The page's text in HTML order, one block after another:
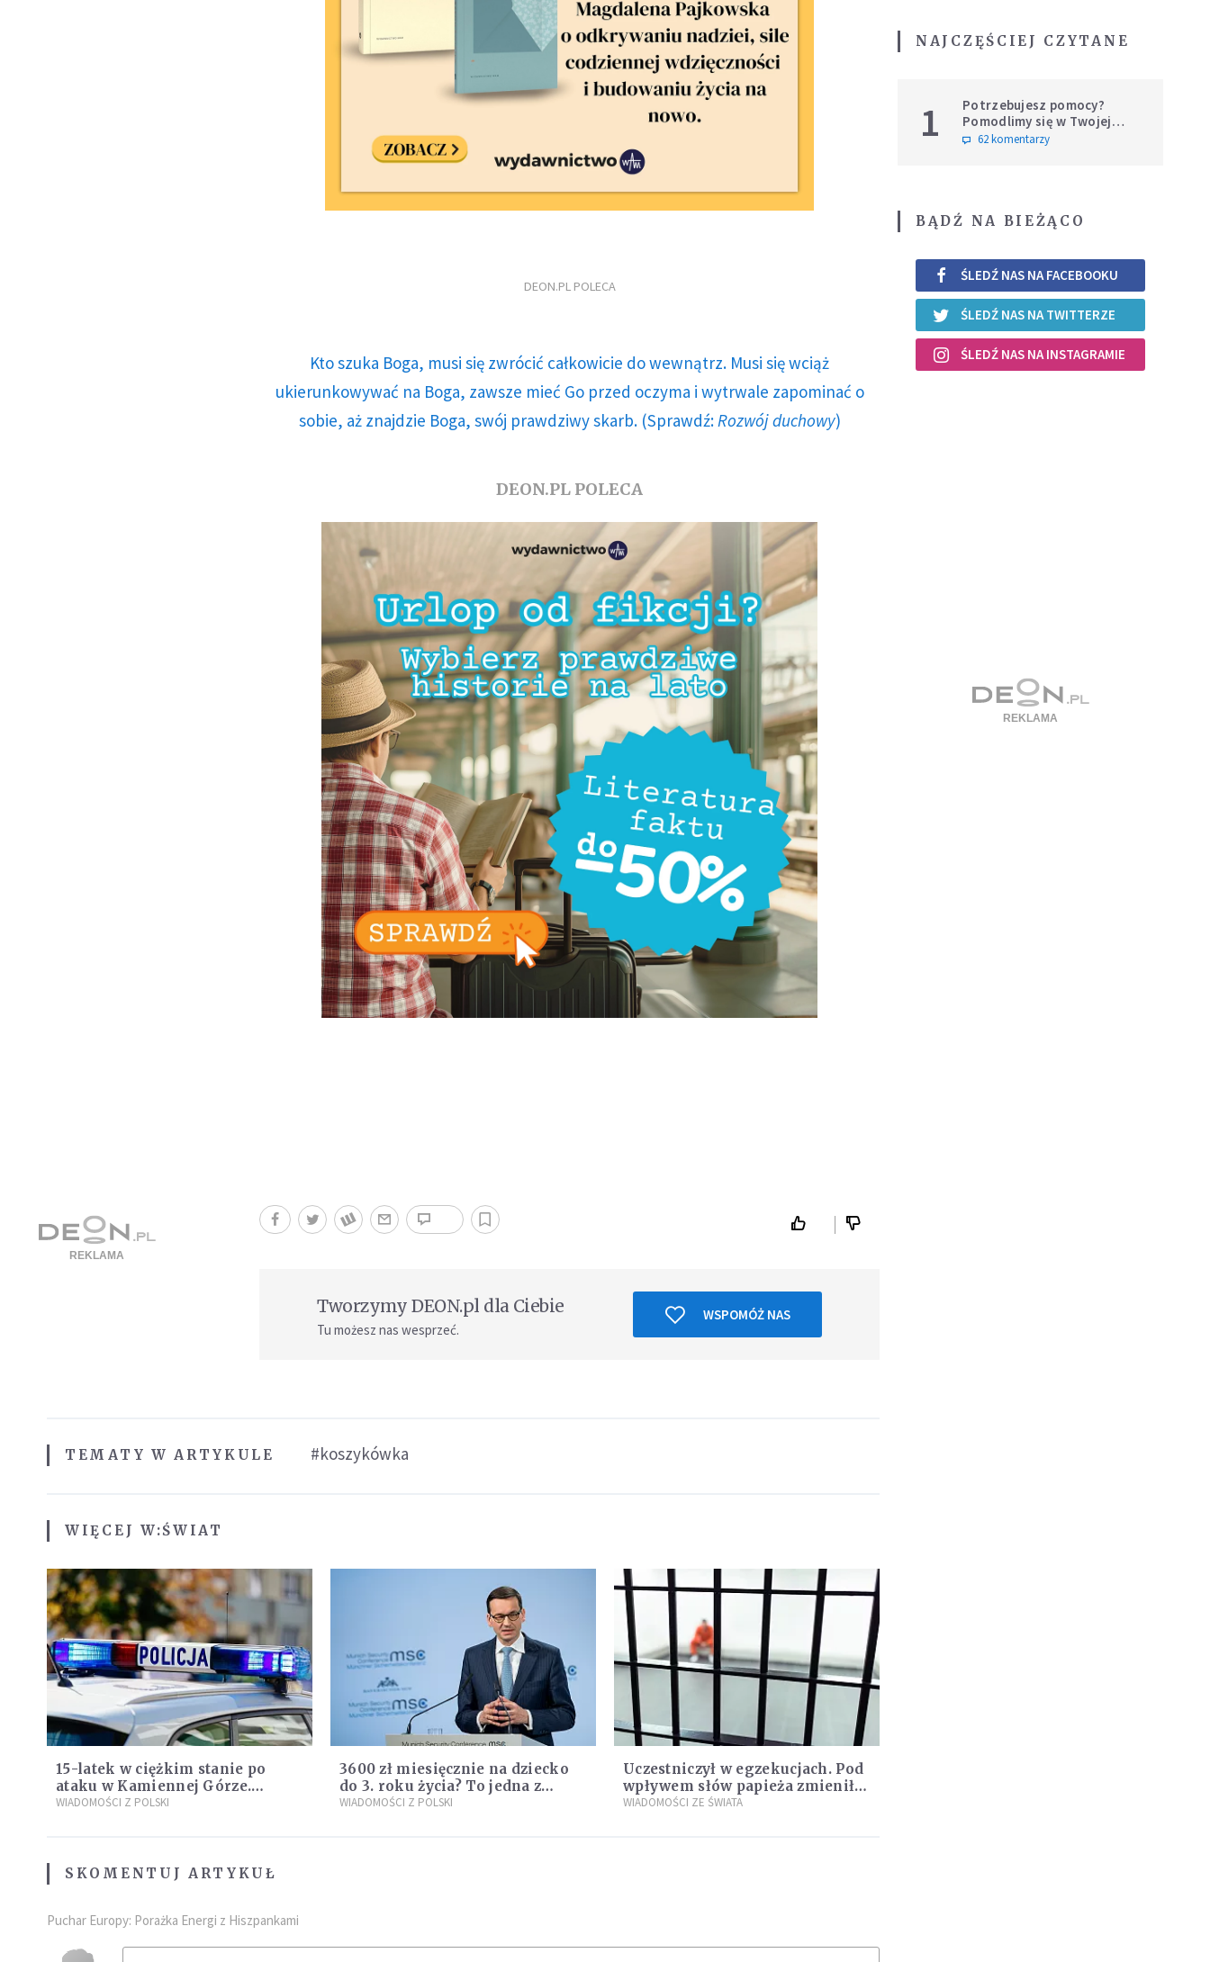
DEON.PL POLECA
Kto szuka Boga, musi się zwrócić całkowicie do wewnątrz. Musi się wciąż
ukierunkowywać na Boga, zawsze mieć Go przed oczyma i wytrwale zapominać o
sobie, aż znajdzie Boga, swój prawdziwy skarb. (Sprawdź:Rozwój duchowy)
DEON.PL POLECA
Tworzymy DEON.pl dla Ciebie
Tu możesz nas wesprzeć.
WSPOMÓŻ NAS
TEMATY W ARTYKULE #koszykówka
WIĘCEJ W:ŚWIAT
15-latek w ciężkim stanie po
ataku w Kamiennej Górze.
Policja zatrzymała dwóch
WIADOMOŚCI Z POLSKI
3600 zł miesięcznie na dziecko
do 3. roku życia? To jedna z
propozycji programu "Rozwój
WIADOMOŚCI Z POLSKI
Uczestniczył w egzekucjach. Pod
wpływem słów papieża zmienił
zdanie
WIADOMOŚCI ZE ŚWIATA
SKOMENTUJ ARTYKUŁ
Puchar Europy: Porażka Energi z Hiszpankami
NAJCZĘŚCIEJ CZYTANE
1
Potrzebujesz pomocy?
Pomodlimy się w Twojej
intencji
62 komentarzy
BĄDŹ NA BIEŻĄCO
ŚLEDŹ NAS NA FACEBOOKU
ŚLEDŹ NAS NA TWITTERZE
ŚLEDŹ NAS NA INSTAGRAMIE